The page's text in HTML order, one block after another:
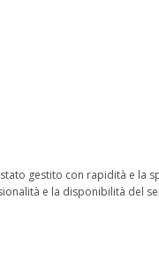
gestito con rapidità e
e la disponibilità del